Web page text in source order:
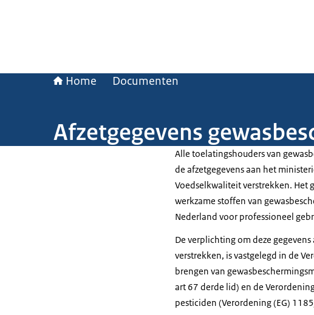
Home Documenten
Afzetgegevens
Alle toelatingshouders van
de afzetgegevens aan het
Voedselkwaliteit verstrekken. Het
werkzame stoffen van
Nederland voor professioneel
De verplichting om deze
verstrekken, is vastgelegd in de
brengen van
art 67 derde lid) en de
pesticiden (Verordening (EG)